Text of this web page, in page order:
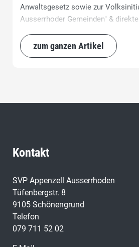
Anwaltsgesetz sowie zur
Ausserrhoder Gemeinden" &
zum ganzen Artikel
Kontakt
SVP Appenzell Ausserrhoden
Tüfenbergstr. 8
9105 Schönengrund
Telefon
079 711 52 02